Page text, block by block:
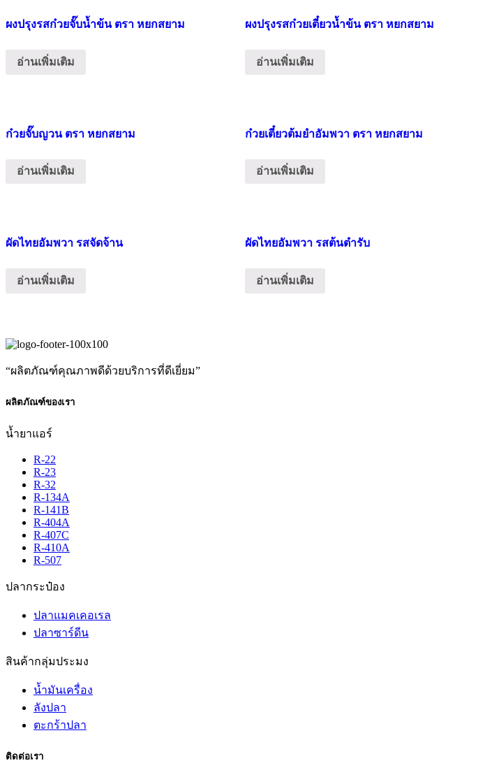
ผงปรุงรสก๋วยจั๊บน้ำข้น ตรา หยกสยาม
อ่านเพิ่มเติม
ผงปรุงรสก๋วยเตี๋ยวน้ำข้น ตรา หยกสยาม
อ่านเพิ่มเติม
ก๋วยจั๊บญวน ตรา หยกสยาม
อ่านเพิ่มเติม
ก๋วยเตี๋ยวต้มยำอัมพวา ตรา หยกสยาม
อ่านเพิ่มเติม
ผัดไทยอัมพวา รสจัดจ้าน
อ่านเพิ่มเติม
ผัดไทยอัมพวา รสต้นตำรับ
อ่านเพิ่มเติม
“ผลิตภัณฑ์คุณภาพดีด้วยบริการที่ดีเยี่ยม”
ผลิตภัณฑ์ของเรา
น้ำยาแอร์
R-22
R-23
R-32
R-134A
R-141B
R-404A
R-407C
R-410A
R-507
ปลากระป๋อง
ปลาแมคเคอเรล
ปลาซาร์ดีน
สินค้ากลุ่มประมง
น้ำมันเครื่อง
ลังปลา
ตะกร้าปลา
ติดต่อเรา